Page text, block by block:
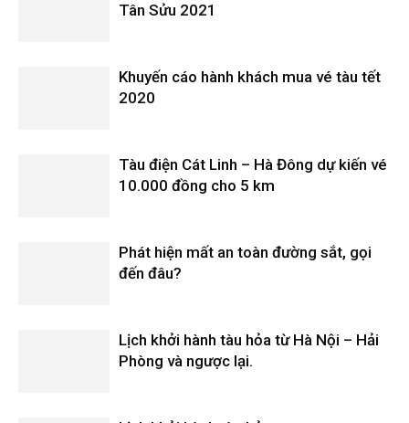
Tân Sửu 2021
Khuyến cáo hành khách mua vé tàu tết
2020
Tàu điện Cát Linh – Hà Đông dự kiến vé
10.000 đồng cho 5 km
Phát hiện mất an toàn đường sắt, gọi
đến đâu?
Lịch khởi hành tàu hỏa từ Hà Nội – Hải
Phòng và ngược lại.